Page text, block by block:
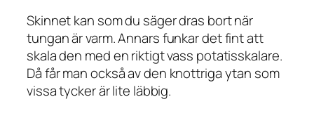
Skinnet kan som du säger dras bort när
tungan är varm. Annars funkar det fint att
skala den med en riktigt vass potatisskalare.
Då får man också av den knottriga ytan som
vissa tycker är lite läbbig.